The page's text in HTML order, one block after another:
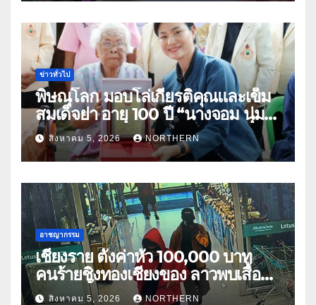
ข่าวทั่วไป
พิษณุโลก มอบโล่เกียรติคุณและเข็ม
สมเด็จย่า อายุ 100 ปี “นางจอม นุ่ม
เนตร” ตำบลบ้านกร่าง อำเภอเมือง
สิงหาคม 5, 2026 NORTHERN
อาชญากรรม
เชียงราย ตั้งค่าหัว 100,000 บาท
คนร้ายชิงทองเชียงของ ลาวพบเสื้อผ้า
คนร้ายตั้งจุดตรวจตามเส้นทาง
สิงหาคม 5, 2026 NORTHERN